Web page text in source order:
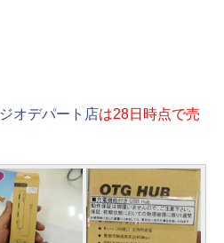
オデパート店は28日時点で売